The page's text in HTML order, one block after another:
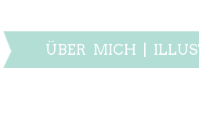
ÜBER MICH